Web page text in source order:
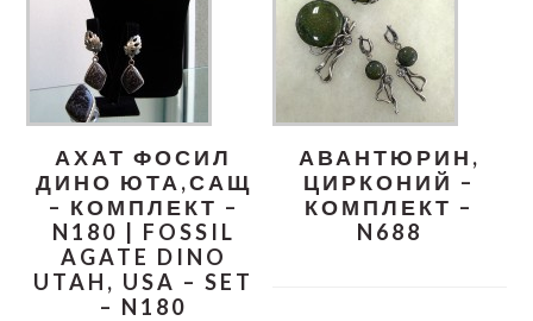
АХАТ ФОСИЛ
ДИНО ЮТА,САЩ
– КОМПЛЕКТ –
N180 | FOSSIL
AGATE DINO
UTAH, USA – SET
– N180
АВАНТЮРИН,
ЦИРКОНИЙ –
КОМПЛЕКТ –
N688